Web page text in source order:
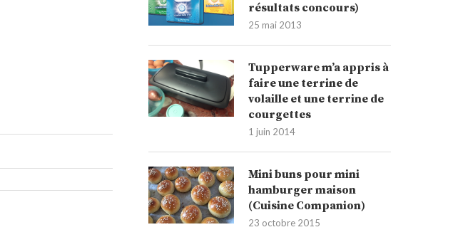
résultats concours)
25 mai 2013
Tupperware m’a appris à
faire une terrine de
volaille et une terrine de
courgettes
1 juin 2014
Mini buns pour mini
hamburger maison
(Cuisine Companion)
23 octobre 2015